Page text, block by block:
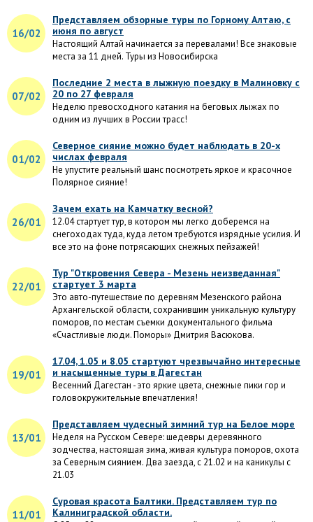
16/02
Представляем обзорные туры по Горному Алтаю, с
июня по август
Настоящий Алтай начинается за перевалами! Все знаковые
места за 11 дней. Туры из Новосибирска
07/02
Последние 2 места в лыжную поездку в Малиновку с
20 по 27 февраля
Неделю превосходного катания на беговых лыжах по
одним из лучших в России трасс!
01/02
Северное сияние можно будет наблюдать в 20-х
числах февраля
Не упустите реальный шанс посмотреть яркое и красочное
Полярное сияние!
26/01
Зачем ехать на Камчатку весной?
12.04 стартует тур, в котором мы легко доберемся на
снегоходах туда, куда летом требуются изрядные усилия. И
все это на фоне потрясающих снежных пейзажей!
22/01
Тур "Откровения Севера - Мезень неизведанная"
стартует 3 марта
Это авто-путешествие по деревням Мезенского района
Архангельской области, сохранившим уникальную культуру
поморов, по местам съемки документального фильма
«Счастливые люди. Поморы» Дмитрия Васюкова.
19/01
17.04, 1.05 и 8.05 стартуют чрезвычайно интересные
и насыщенные туры в Дагестан
Весенний Дагестан - это яркие цвета, снежные пики гор и
головокружительные впечатления!
13/01
Представляем чудесный зимний тур на Белое море
Неделя на Русском Севере: шедевры деревянного
зодчества, настоящая зима, живая культура поморов, охота
за Северным сиянием. Два заезда, с 21.02 и на каникулы с
21.03
11/01
Суровая красота Балтики. Представляем тур по
Калиниградской области.